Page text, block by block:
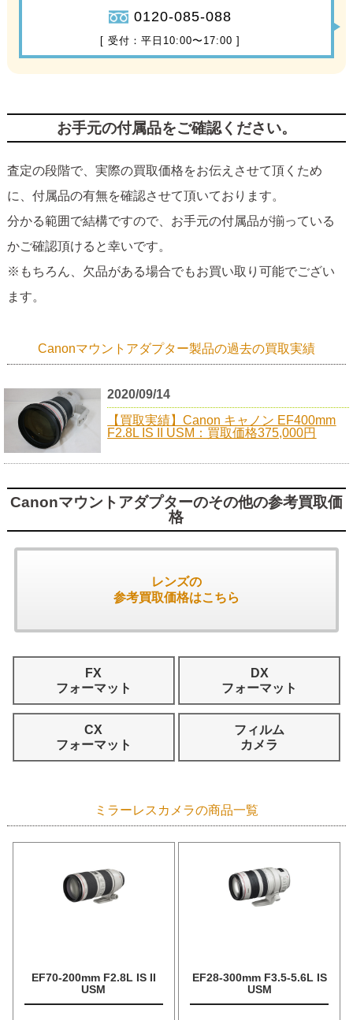
0120-085-088
[ 受付：平日10:00〜17:00 ]
お手元の付属品をご確認ください。
査定の段階で、実際の買取価格をお伝えさせて頂くため
に、付属品の有無を確認させて頂いております。
分かる範囲で結構ですので、お手元の付属品が揃っている
かご確認頂けると幸いです。
※もちろん、欠品がある場合でもお買い取り可能でござい
ます。
Canonマウントアダプター製品の過去の買取実績
2020/09/14
【買取実績】Canon キャノン EF400mm
F2.8L IS II USM：買取価格375,000円
Canonマウントアダプターのその他の参考買取価
格
レンズの
参考買取価格はこちら
FX
フォーマット
DX
フォーマット
CX
フォーマット
フィルム
カメラ
ミラーレスカメラの商品一覧
EF70-200mm F2.8L IS II
USM
EF28-300mm F3.5-5.6L IS
USM